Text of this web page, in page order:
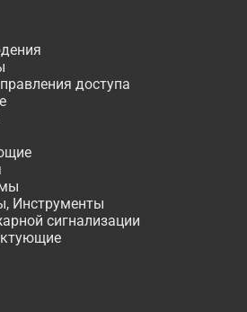
доступа
Инструменты
сигнализации